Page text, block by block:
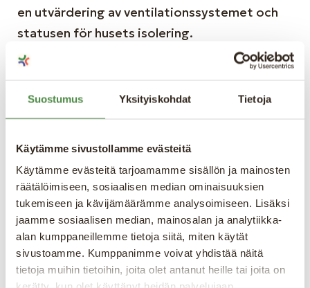
Suostumus Yksityiskohdat Tietoja
Käytämme sivustollamme evästeitä
Käytämme evästeitä tarjoamamme sisällön ja mainosten
räätälöimiseen, sosiaalisen median ominaisuuksien
tukemiseen ja kävijämäärämme analysoimiseen. Lisäksi
jaamme sosiaalisen median, mainosalan ja analytiikka-
alan kumppaneillemme tietoja siitä, miten käytät
sivustoamme. Kumppanimme voivat yhdistää näitä
tietoja muihin tietoihin, joita olet antanut heille tai joita on
en utvärdering av ventilationssystemet och
statusen för husets isolering.
En noggrann genomgång av el- och VVS-
brister, fel eller behov av uppgraderingar bör
tydligt noteras i besiktningsprotokollet för
att undvika överraskningar i framtiden.
5. Fukt- och mögelmätningar
Fuktproblem och mögel kan utgöra allvarliga